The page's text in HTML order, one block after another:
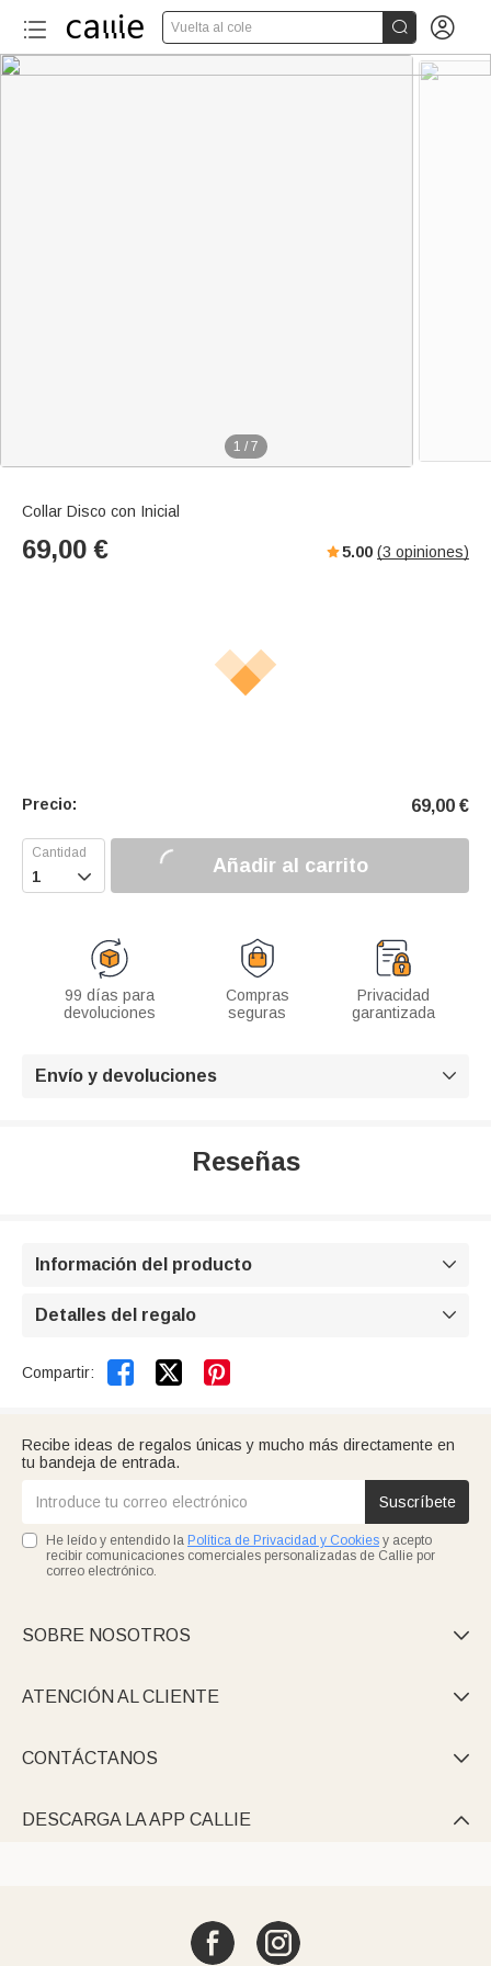
Vuelta al cole  
1 / 7
Collar Disco con Inicial
69,00 € 5.00 (3 opiniones)
Precio: 69,00 €
 Añadir al carrito
99 días para
devoluciones
Compras
seguras
Privacidad
garantizada
Envío y devoluciones 
Reseñas
Información del producto 
Detalles del regalo 
Compartir:  
Recibe ideas de regalos únicas y mucho más directamente en
tu bandeja de entrada.
Suscríbete
He leído y entendido la Política de Privacidad y Cookies y acepto
recibir comunicaciones comerciales personalizadas de Callie por
correo electrónico.
SOBRE NOSOTROS 
ATENCIÓN AL CLIENTE 
CONTÁCTANOS 
DESCARGA LA APP CALLIE 